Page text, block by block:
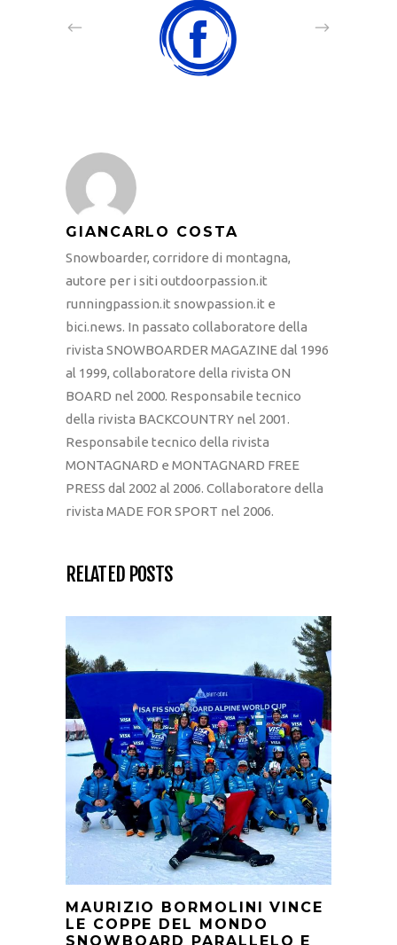
GIANCARLO COSTA
Snowboarder, corridore di montagna,
autore per i siti outdoorpassion.it
runningpassion.it snowpassion.it e
bici.news. In passato collaboratore della
rivista SNOWBOARDER MAGAZINE dal 1996
al 1999, collaboratore della rivista ON
BOARD nel 2000. Responsabile tecnico
della rivista BACKCOUNTRY nel 2001.
Responsabile tecnico della rivista
MONTAGNARD e MONTAGNARD FREE
PRESS dal 2002 al 2006. Collaboratore della
rivista MADE FOR SPORT nel 2006.
RELATED POSTS
MAURIZIO BORMOLINI VINCE
LE COPPE DEL MONDO
SNOWBOARD PARALLELO E